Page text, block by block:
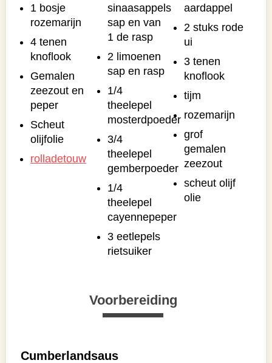
1 bosje
rozemarijn
4 tenen
knoflook
Gemalen
zeezout en
peper
Scheut
olijfolie
rolladetouw
sinaasappels
sap en van
1 de rasp
2 limoenen
sap en rasp
1/4
theelepel
mosterdpoeder
3/4
theelepel
gemberpoeder
1/4
theelepel
cayennepeper
3 eetlepels
rietsuiker
aardappel
2 stuks rode
ui
3 tenen
knoflook
tijm
rozemarijn
grof
gemalen
zeezout
scheut olijf
olie
Voorbereiding
Cumberlandsaus